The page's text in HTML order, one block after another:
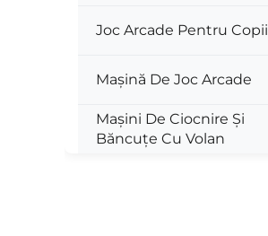
Joc Arcade Pentru Copii
Mașină De Joc Arcade
Mașini De Ciocnire Și
Băncuțe Cu Volan